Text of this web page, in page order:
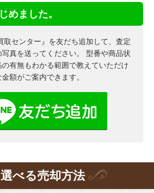
めました。
取センター』を友だち追加して、査定
真を送ってください。
型番や商品状
有無もわかる範囲で教えていただけ
額がご案内できます。
選べる売却方法